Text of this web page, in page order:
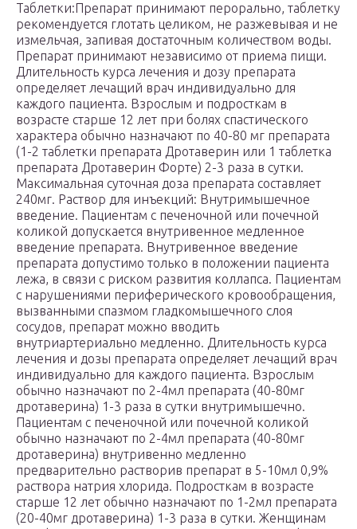
Таблетки:Препарат принимают перорально, таблетку
рекомендуется глотать целиком, не разжевывая и не
измельчая, запивая достаточным количеством воды.
Препарат принимают независимо от приема пищи.
Длительность курса лечения и дозу препарата
определяет лечащий врач индивидуально для
каждого пациента. Взрослым и подросткам в
возрасте старше 12 лет при болях спастического
характера обычно назначают по 40-80 мг препарата
(1-2 таблетки препарата Дротаверин или 1 таблетка
препарата Дротаверин Форте) 2-3 раза в сутки.
Максимальная суточная доза препарата составляет
240мг. Раствор для инъекций: Внутримышечное
введение. Пациентам с печеночной или почечной
коликой допускается внутривенное медленное
введение препарата. Внутривенное введение
препарата допустимо только в положении пациента
лежа, в связи с риском развития коллапса. Пациентам
с нарушениями периферического кровообращения,
вызванными спазмом гладкомышечного слоя
сосудов, препарат можно вводить
внутриартериально медленно. Длительность курса
лечения и дозы препарата определяет лечащий врач
индивидуально для каждого пациента. Взрослым
обычно назначают по 2-4мл препарата (40-80мг
дротаверина) 1-3 раза в сутки внутримышечно.
Пациентам с печеночной или почечной коликой
обычно назначают по 2-4мл препарата (40-80мг
дротаверина) внутривенно медленно
предварительно растворив препарат в 5-10мл 0,9%
раствора натрия хлорида. Подросткам в возрасте
старше 12 лет обычно назначают по 1-2мл препарата
(20-40мг дротаверина) 1-3 раза в сутки. Женщинам